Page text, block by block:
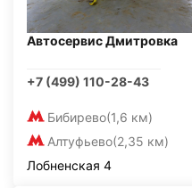
Автосервис Дмитровка
+7 (499) 110-28-43
Бибирево(1,6 км)
Алтуфьево(2,35 км)
Лобненская 4